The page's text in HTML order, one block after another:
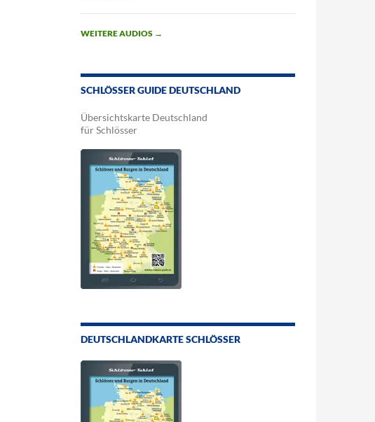
WEITERE AUDIOS →
SCHLÖSSER GUIDE DEUTSCHLAND
Übersichtskarte Deutschland
für Schlösser
DEUTSCHLANDKARTE SCHLÖSSER